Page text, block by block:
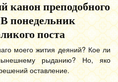
канон преподобного
понедельник
поста
моего жития деяний? Кое ли
рыданию? Но, яко
оставление.